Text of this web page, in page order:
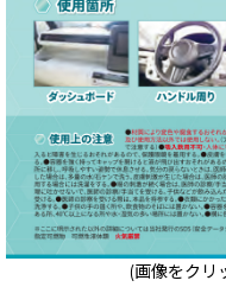
(画像をクリ